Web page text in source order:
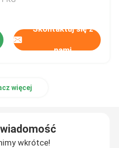
Skontaktuj się z
nami
więcej
wkrótce!